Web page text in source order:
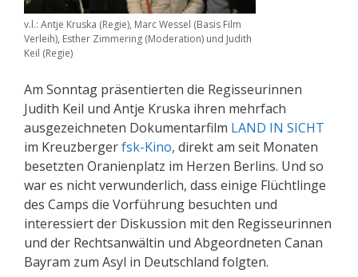
v.l.: Antje Kruska (Regie), Marc Wessel (Basis Film
Verleih), Esther Zimmering (Moderation) und Judith
Keil (Regie)
Am Sonntag präsentierten die Regisseurinnen
Judith Keil und Antje Kruska ihren mehrfach
ausgezeichneten Dokumentarfilm LAND IN SICHT
im Kreuzbergerfsk-Kino, direkt am seit Monaten
besetzten Oranienplatz im Herzen Berlins. Und so
war es nicht verwunderlich, dass einige Flüchtlinge
des Camps die Vorführung besuchten und
interessiert der Diskussion mit den Regisseurinnen
und der Rechtsanwältin und Abgeordneten Canan
Bayram zum Asyl in Deutschland folgten.